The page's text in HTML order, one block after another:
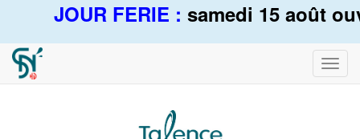
JOUR FERIE :samedi 15 août
la